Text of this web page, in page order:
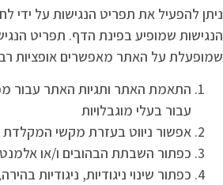
ניתן להפעיל את תפריט הנגישות על ידי
הנגישות שמופיע בפינת הדף. תפריט
שמופעלת על האתר מאפשרים אופציות
התאמת האתר ותגיות האתר עבור
עבור בעלי מוגבלויות
אפשור ניווט בעזרת מקשי המקלדת
כפתור השבתת הבהובים ו/או
כפתור שינוי ניגודיות, ניגודיות